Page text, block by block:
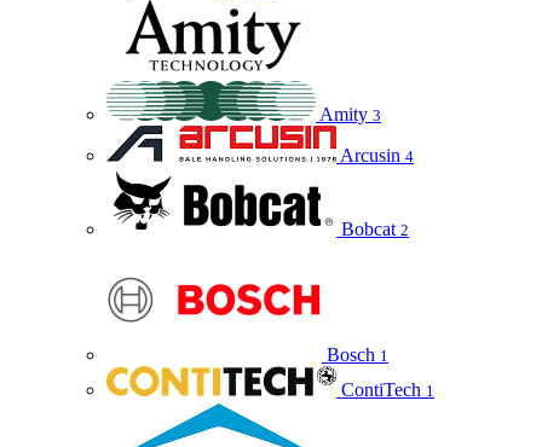
Amity 3
Arcusin 4
Bobcat 2
Bosch 1
ContiTech 1